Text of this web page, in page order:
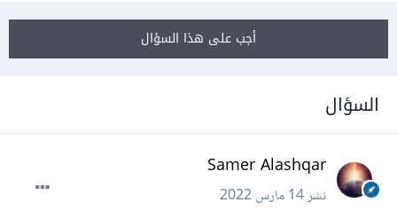
أجب على هذا السؤال
السؤال
Samer Alashqar
نشر14 مارس 2022